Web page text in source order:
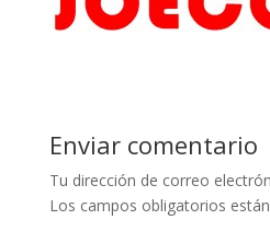
Enviar comentario
Tu dirección de correo
Los campos obligatorios